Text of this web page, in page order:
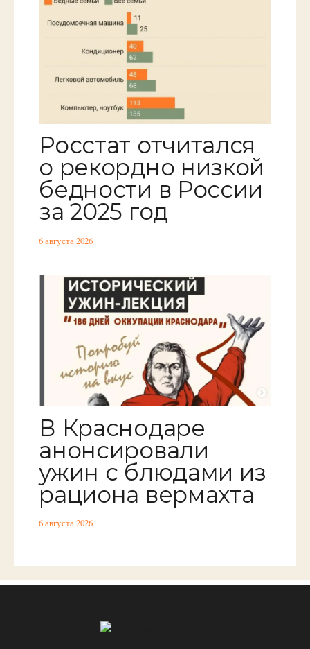
Росстат отчитался
о рекордно низкой
бедности в России
за 2025 год
6 августа 2026
В Краснодаре
анонсировали
ужин с блюдами из
рациона вермахта
6 августа 2026